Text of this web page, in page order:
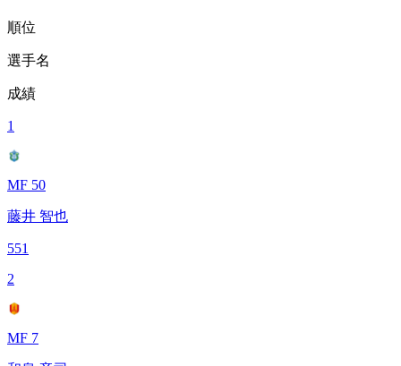
順位
選手名
成績
1
MF 50
藤井 智也
551
2
MF 7